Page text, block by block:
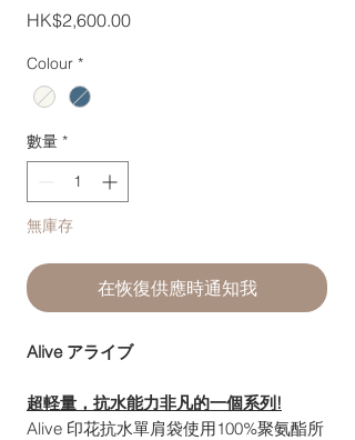
HK$2,600.00價
Colour *
數量 *
無庫存
在恢復供應時通知我
Alive アライブ
超軽量，抗水能力非凡的一個系列!
Alive 印花抗水單肩袋使用100%聚氨酯所